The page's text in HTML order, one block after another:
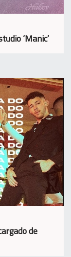
‘Manic’
de